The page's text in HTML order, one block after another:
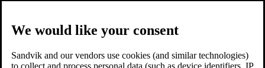
We would like your consent
Sandvik and our vendors use cookies (and similar technologies)
to collect and process personal data (such as device identifiers, IP